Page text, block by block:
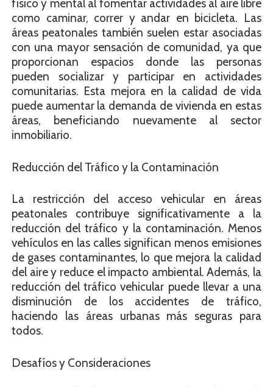
físico y mental al fomentar actividades al aire libre
como caminar, correr y andar en bicicleta. Las
áreas peatonales también suelen estar asociadas
con una mayor sensación de comunidad, ya que
proporcionan espacios donde las personas
pueden socializar y participar en actividades
comunitarias. Esta mejora en la calidad de vida
puede aumentar la demanda de vivienda en estas
áreas, beneficiando nuevamente al sector
inmobiliario.
Reducción del Tráfico y la Contaminación
La restricción del acceso vehicular en áreas
peatonales contribuye significativamente a la
reducción del tráfico y la contaminación. Menos
vehículos en las calles significan menos emisiones
de gases contaminantes, lo que mejora la calidad
del aire y reduce el impacto ambiental. Además, la
reducción del tráfico vehicular puede llevar a una
disminución de los accidentes de tráfico,
haciendo las áreas urbanas más seguras para
todos.
Desafíos y Consideraciones